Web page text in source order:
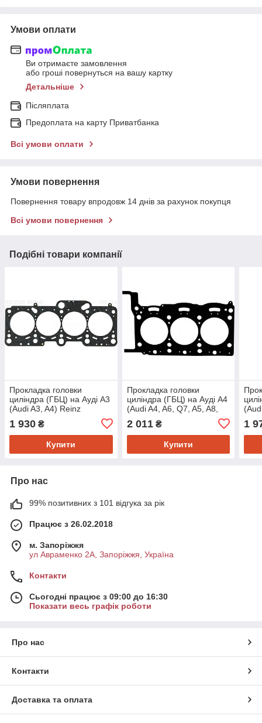
Умови оплати
Ви отримаєте замовлення
або гроші повернуться на вашу картку
Детальніше
Післяплата
Предоплата на карту Приватбанка
Всі умови оплати
Умови повернення
Повернення товару впродовж 14 днів за рахунок покупця
Всі умови повернення
Подібні товари компанії
Прокладка головки
циліндра (ГБЦ) на Ауді A3
(Audi A3, A4) Reinz
1 930 ₴
Купити
Прокладка головки
циліндра (ГБЦ) на Ауді A4
(Audi A4, A6, Q7, A5, A8,
2 011₴
Купити
1
Про нас
99% позитивних з 101 відгука за рік
Працює з 26.02.2018
м. Запоріжжя
ул Авраменко 2А, Запоріжжя, Україна
Контакти
Сьогодні працює з 09:00 до 16:30
Показати весь графік роботи
Про нас
Контакти
Доставка та оплата